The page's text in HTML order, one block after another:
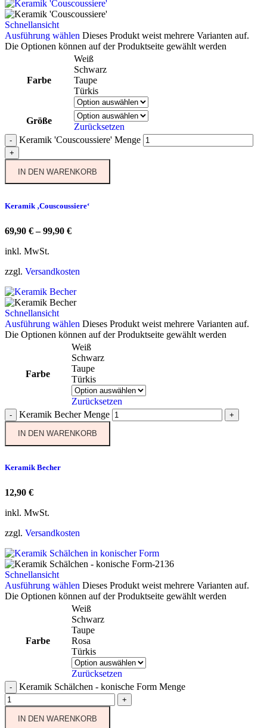
Schnellansicht
Ausführung wählen Dieses Produkt weist mehrere Varianten auf.
Die Optionen können auf der Produktseite gewählt werden
Farbe
Weiß
Schwarz
Taupe
Türkis
Größe
Zurücksetzen
- Keramik 'Couscoussiere' Menge
+
IN DEN WARENKORB
Keramik ‚Couscoussiere‘
69,90 €–99,90 €
inkl. MwSt.
zzgl. Versandkosten
Schnellansicht
Ausführung wählen Dieses Produkt weist mehrere Varianten auf.
Die Optionen können auf der Produktseite gewählt werden
Farbe
Weiß
Schwarz
Taupe
Türkis
Zurücksetzen
- Keramik Becher Menge +
IN DEN WARENKORB
Keramik Becher
12,90 €
inkl. MwSt.
zzgl. Versandkosten
Schnellansicht
Ausführung wählen Dieses Produkt weist mehrere Varianten auf.
Die Optionen können auf der Produktseite gewählt werden
Farbe
Weiß
Schwarz
Taupe
Rosa
Türkis
Zurücksetzen
- Keramik Schälchen - konische Form Menge
+
IN DEN WARENKORB